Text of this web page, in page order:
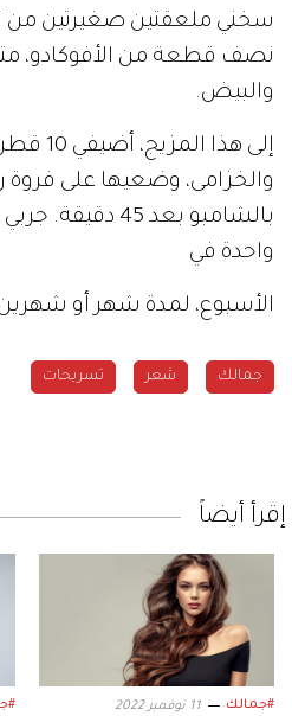
سخني ملعقتين صغيرتين من
نصف قطعة من الأفوكادو،
والبيض.
إلى هذا
والخزامى، وضعيها على
بالشامبو بعد 45
واحدة في
الأسبوع، لمدة شهر أو شهرين،
جمالك شعر تسريحات
إقرأ أيضاً
#جمالك 11 نوفمبر 2022